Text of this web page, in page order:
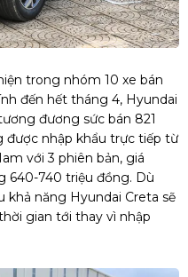
trong nhóm 10 xe bán
đến hết tháng 4, Hyundai
đương sức bán 821
được nhập khẩu trực tiếp từ
với 3 phiên bản, giá
640-740 triệu đồng. Dù
khả năng Hyundai Creta sẽ
gian tới thay vì nhập